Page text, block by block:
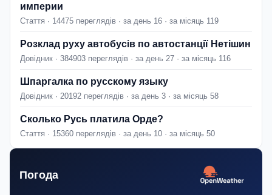
империи
Стаття · 14475 переглядів · за день 16 · за місяць 119
Розклад руху автобусів по автостанції Нетішин
Довідник · 384903 переглядів · за день 27 · за місяць 116
Шпаргалка по русскому языку
Довідник · 20192 переглядів · за день 3 · за місяць 58
Сколько Русь платила Орде?
Стаття · 15360 переглядів · за день 10 · за місяць 50
Погода